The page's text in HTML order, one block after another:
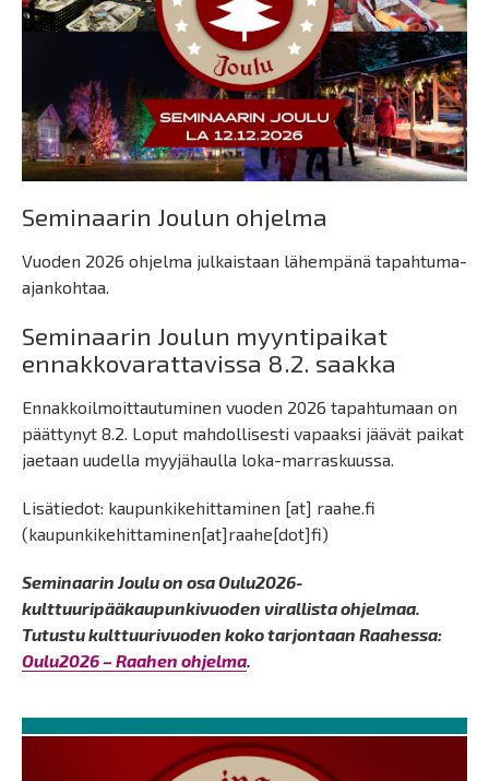
Seminaarin Joulun ohjelma
Vuoden 2026 ohjelma julkaistaan lähempänä tapahtuma-
ajankohtaa.
Seminaarin Joulun myyntipaikat
ennakkovarattavissa 8.2. saakka
Ennakkoilmoittautuminen vuoden 2026 tapahtumaan on
päättynyt 8.2. Loput mahdollisesti vapaaksi jäävät paikat
jaetaan uudella myyjähaulla loka-marraskuussa.
Lisätiedot: kaupunkikehittaminen [at] raahe.fi
(kaupunkikehittaminen[at]raahe[dot]fi)
Seminaarin Joulu on osa Oulu2026-
kulttuuripääkaupunkivuoden virallista ohjelmaa.
Tutustu kulttuurivuoden koko tarjontaan Raahessa:
Oulu2026 – Raahen ohjelma.